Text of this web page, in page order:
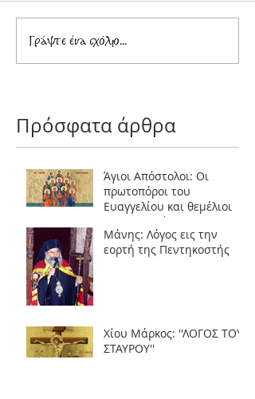
Πασχάλια Πίστη
Γράψτε ένα σχόλιο...
Πρόσφατα άρθρα
Άγιοι Απόστολοι: Οι
πρωτοπόροι του
Ευαγγελίου και θεμέλιοι
της Εκκλησίας
Μάνης: Λόγος εις την
εορτή της Πεντηκοστής
Χίου Μάρκος: ''ΛΟΓΟΣ ΤΟΥ
ΣΤΑΥΡΟΥ''